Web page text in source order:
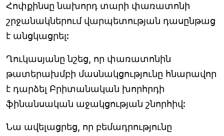
Հոփքինսը նախորդ տարի փառատոնի
շրջանակներում վարպետության դասընթաց
է անցկացրել:
Ղուկասյանը նշեց, որ փառատոնին
թատերախմբի մասնակցությունը հնարավոր
է դարձել Բրիտանական խորհրդի
ֆինանսական աջակցության շնորհիվ:
Նա ավելացրեց, որ բեմադրությունը